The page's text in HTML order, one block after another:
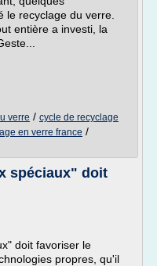
le recyclage du verre.
entière a investi, la
verre / cycle de recyclage
en verre france /
spéciaux" doit
doit favoriser le
propres, qu'il